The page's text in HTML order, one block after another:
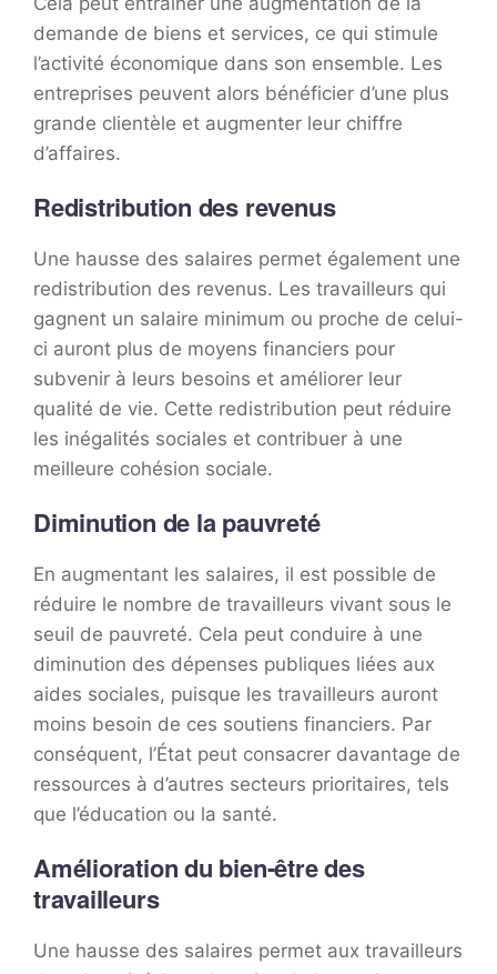
demande de biens et services, ce qui stimule
l’activité économique dans son ensemble. Les
entreprises peuvent alors bénéficier d’une plus
grande clientèle et augmenter leur chiffre
d’affaires.
Redistribution des revenus
Une hausse des salaires permet également une
redistribution des revenus. Les travailleurs qui
gagnent un salaire minimum ou proche de celui-
ci auront plus de moyens financiers pour
subvenir à leurs besoins et améliorer leur
qualité de vie. Cette redistribution peut réduire
les inégalités sociales et contribuer à une
meilleure cohésion sociale.
Diminution de la pauvreté
En augmentant les salaires, il est possible de
réduire le nombre de travailleurs vivant sous le
seuil de pauvreté. Cela peut conduire à une
diminution des dépenses publiques liées aux
aides sociales, puisque les travailleurs auront
moins besoin de ces soutiens financiers. Par
conséquent, l’État peut consacrer davantage de
ressources à d’autres secteurs prioritaires, tels
que l’éducation ou la santé.
Amélioration du bien-être des
travailleurs
Une hausse des salaires permet aux travailleurs